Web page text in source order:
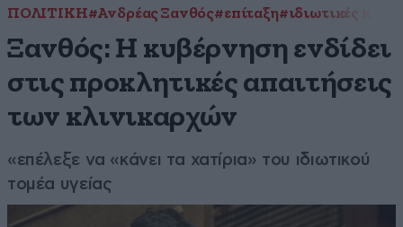
ΠΟΛΙΤΙΚΗ#Ανδρέας Ξανθός#επίταξη#ιδιωτικές
Ξανθός: Η κυβέρνηση ενδίδει
στις προκλητικές απαιτήσεις
των κλινικαρχών
«επέλεξε να «κάνει τα χατίρια» του ιδιωτικού
τομέα υγείας